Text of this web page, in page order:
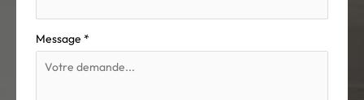
Message *